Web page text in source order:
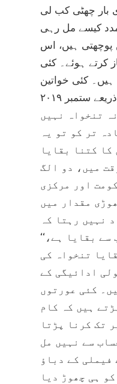
بار چھٹی کب لی
کیسے مل رہی
پوچھتی ہیں، اس
کرتے ہوئے۔ کئی
ہیں۔ کئی خواتین
کو ریاستی حکومت کے ذریعے ستمبر ۲۰۱۹
تنخواہ نہیں
تر کو تو یہ
کا کتنا بقایا
میں، دو الگ
اور مرکزی
مقدار میں
نہیں رہتا کہ
بقایا ہے،‘‘
تنخواہ کی
ادائیگی کے
کئی عورتوں
ہیں کہ کام
تک کرنا پڑتا
سے نہیں مل
فیملی کے دباؤ
ہی چھوڑ دیا